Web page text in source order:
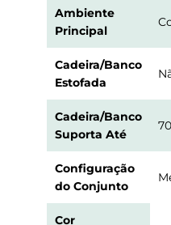
Ambiente
Principal
Cadeira/Banco
Estofada
Cadeira/Banco
Suporta Até
Configuração
do Conjunto
Cor